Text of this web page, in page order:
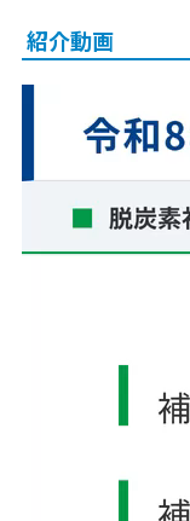
紹介動画